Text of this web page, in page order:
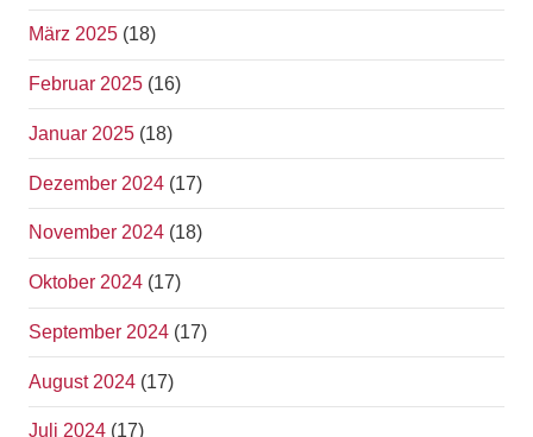
März 2025 (18)
Februar 2025 (16)
Januar 2025 (18)
Dezember 2024 (17)
November 2024 (18)
Oktober 2024 (17)
September 2024 (17)
August 2024 (17)
Juli 2024 (17)